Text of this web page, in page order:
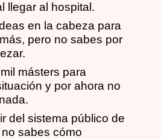
llegar al hospital.
en la cabeza para
pero no sabes por
másters para
y por ahora no
del sistema público de
sabes cómo